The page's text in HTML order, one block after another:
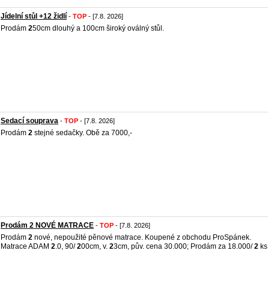
Jídelní stůl +12 židlí - TOP - [7.8. 2026]
Prodám 250cm dlouhý a 100cm široký oválný stůl.
Sedací souprava - TOP - [7.8. 2026]
Prodám 2 stejné sedačky. Obě za 7000,-
Prodám 2 NOVÉ MATRACE - TOP - [7.8. 2026]
Prodám 2 nové, nepoužité pěnové matrace. Koupené z obchodu ProSpánek.
Matrace ADAM 2.0, 90/200cm, v. 23cm, pův. cena 30.000; Prodám za 18.000/2 ks